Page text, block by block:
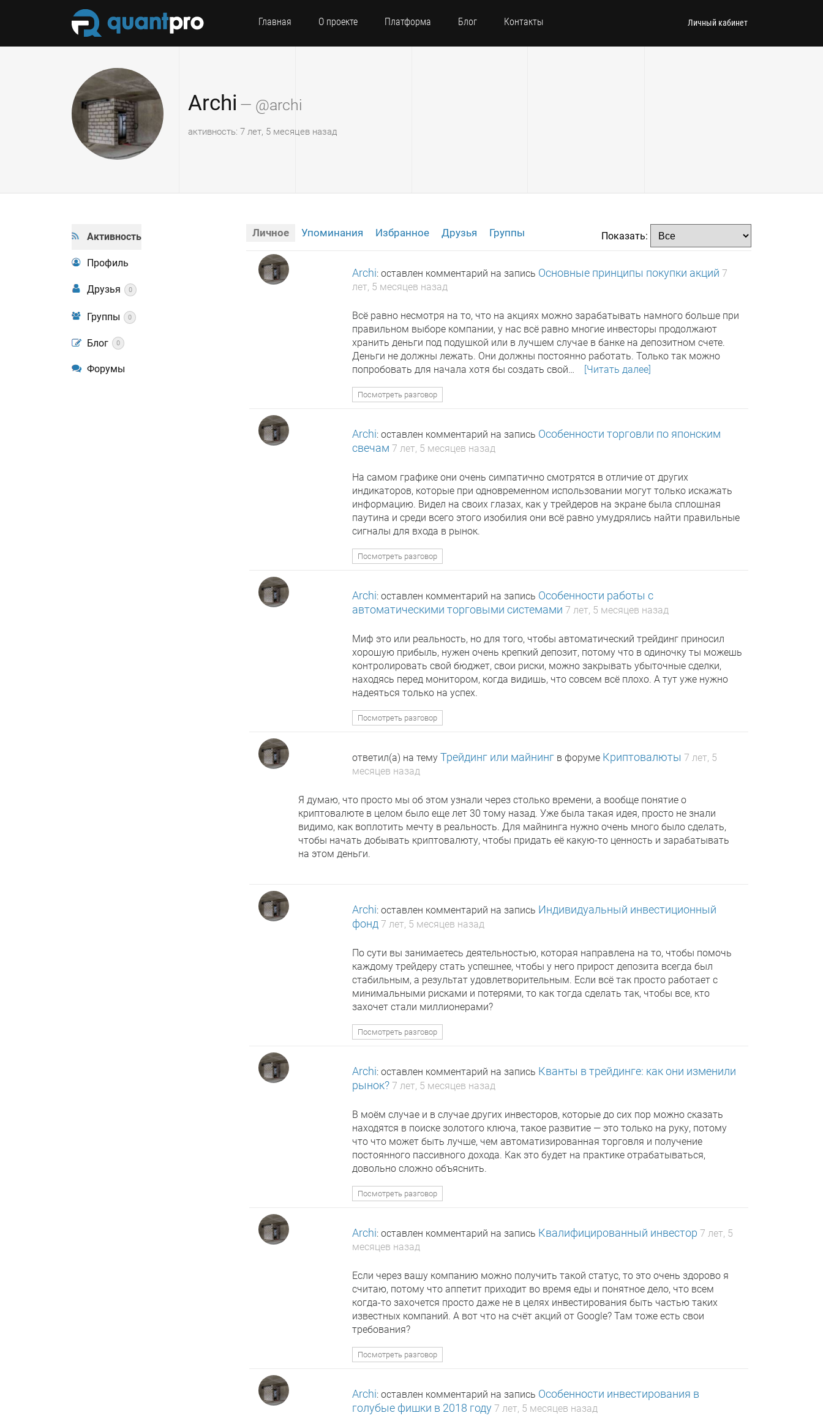
Главная О проекте Платформа Блог Контакты Личный кабинет
Archi — @archi
активность: 7 лет, 5 месяцев назад
Активность
Профиль
Друзья 0
Группы 0
Блог 0
Форумы
Личное Упоминания Избранное Друзья Группы Показать:
Archi: оставлен комментарий на запись Основные принципы покупки акций 7
лет, 5 месяцев назад
Всё равно несмотря на то, что на акциях можно зарабатывать намного больше при
правильном выборе компании, у нас всё равно многие инвесторы продолжают
хранить деньги под подушкой или в лучшем случае в банке на депозитном счете.
Деньги не должны лежать. Они должны постоянно работать. Только так можно
попробовать для начала хотя бы создать свой…
[Читать далее]
Посмотреть разговор
Archi: оставлен комментарий на запись Особенности торговли по японским
свечам 7 лет, 5 месяцев назад
На самом графике они очень симпатично смотрятся в отличие от других
индикаторов, которые при одновременном использовании могут только искажать
информацию. Видел на своих глазах, как у трейдеров на экране была сплошная
паутина и среди всего этого изобилия они всё равно умудрялись найти правильные
сигналы для входа в рынок.
Посмотреть разговор
Archi: оставлен комментарий на запись Особенности работы с
автоматическими торговыми системами 7 лет, 5 месяцев назад
Миф это или реальность, но для того, чтобы автоматический трейдинг приносил
хорошую прибыль, нужен очень крепкий депозит, потому что в одиночку ты можешь
контролировать свой бюджет, свои риски, можно закрывать убыточные сделки,
находясь перед монитором, когда видишь, что совсем всё плохо. А тут уже нужно
надеяться только на успех.
Посмотреть разговор
ответил(а) на тему Трейдинг или майнинг в форуме Криптовалюты 7 лет, 5
месяцев назад
Я думаю, что просто мы об этом узнали через столько времени, а вообще понятие о
криптовалюте в целом было еще лет 30 тому назад. Уже была такая идея, просто не знали
видимо, как воплотить мечту в реальность. Для майнинга нужно очень много было сделать,
чтобы начать добывать криптовалюту, чтобы придать её какую-то ценность и зарабатывать
на этом деньги.
Archi: оставлен комментарий на запись Индивидуальный инвестиционный
фонд 7 лет, 5 месяцев назад
По сути вы занимаетесь деятельностью, которая направлена на то, чтобы помочь
каждому трейдеру стать успешнее, чтобы у него прирост депозита всегда был
стабильным, а результат удовлетворительным. Если всё так просто работает с
минимальными рисками и потерями, то как тогда сделать так, чтобы все, кто
захочет стали миллионерами?
Посмотреть разговор
Archi: оставлен комментарий на запись Кванты в трейдинге: как они изменили
рынок? 7 лет, 5 месяцев назад
В моём случае и в случае других инвесторов, которые до сих пор можно сказать
находятся в поиске золотого ключа, такое развитие — это только на руку, потому
что что может быть лучше, чем автоматизированная торговля и получение
постоянного пассивного дохода. Как это будет на практике отрабатываться,
довольно сложно объяснить.
Посмотреть разговор
Archi: оставлен комментарий на запись Квалифицированный инвестор 7 лет, 5
месяцев назад
Если через вашу компанию можно получить такой статус, то это очень здорово я
считаю, потому что аппетит приходит во время еды и понятное дело, что всем
когда-то захочется просто даже не в целях инвестирования быть частью таких
известных компаний. А вот что на счёт акций от Google? Там тоже есть свои
требования?
Посмотреть разговор
Archi: оставлен комментарий на запись Особенности инвестирования в
голубые фишки в 2018 году 7 лет, 5 месяцев назад